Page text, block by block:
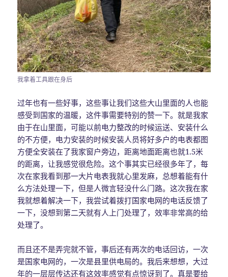
我拿着工具跟在身后
过年也有一些好事，这些事让我们这些大山里面的人也能
感受到国家的温暖，这件事需要特别的赞一下。就是我家
由于在山里面，可能以前电力整改的时候运送、安装什么
的不方便，电力安装的时候安装人员将好多户的电表都图
方便全安装在了我家窗户旁边，距离地面距离也就1.5米
的距离，让我感觉很危险。这个事其实已经很多年了，每
次在家我看到那一大片电表我就心里发麻，总想着能有什
么方法处理一下，但是人微言轻没什么门路。这次我在家
我就想着解决一下，我尝试着拨打国家电网的电话反馈了
一下，没想到第二天就有人上门处理了，效率非常高的给
处理了。
而且还不是弄完就不管，事后还有两次的电话回访，一次
是国家电网的，一次是县里供电局的。我后来想想，大过
年的一层层传达还有这效率感觉有点惊讶到了。真是要给